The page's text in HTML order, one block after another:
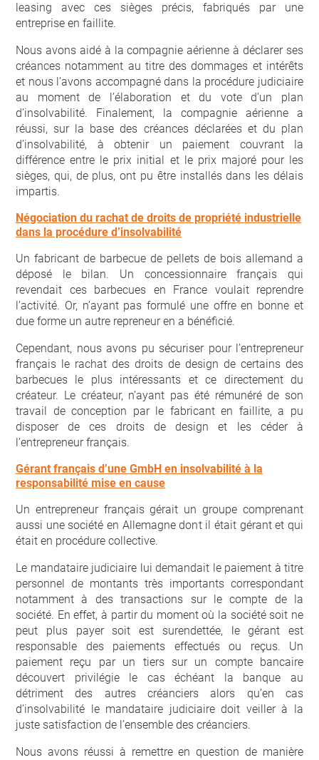
leasing avec ces sièges précis, fabriqués par une
entreprise en faillite.
Nous avons aidé à la compagnie aérienne à déclarer ses
créances notamment au titre des dommages et intérêts
et nous l’avons accompagné dans la procédure judiciaire
au moment de l’élaboration et du vote d’un plan
d’insolvabilité. Finalement, la compagnie aérienne a
réussi, sur la base des créances déclarées et du plan
d’insolvabilité, à obtenir un paiement couvrant la
différence entre le prix initial et le prix majoré pour les
sièges, qui, de plus, ont pu être installés dans les délais
impartis.
Négociation du rachat de droits de propriété industrielle
dans la procédure d’insolvabilité
Un fabricant de barbecue de pellets de bois allemand a
déposé le bilan. Un concessionnaire français qui
revendait ces barbecues en France voulait reprendre
l’activité. Or, n’ayant pas formulé une offre en bonne et
due forme un autre repreneur en a bénéficié.
Cependant, nous avons pu sécuriser pour l’entrepreneur
français le rachat des droits de design de certains des
barbecues le plus intéressants et ce directement du
créateur. Le créateur, n’ayant pas été rémunéré de son
travail de conception par le fabricant en faillite, a pu
disposer de ces droits de design et les céder à
l’entrepreneur français.
Gérant français d’une GmbH en insolvabilité à la
responsabilité mise en cause
Un entrepreneur français gérait un groupe comprenant
aussi une société en Allemagne dont il était gérant et qui
était en procédure collective.
Le mandataire judiciaire lui demandait le paiement à titre
personnel de montants très importants correspondant
notamment à des transactions sur le compte de la
société. En effet, à partir du moment où la société soit ne
peut plus payer soit est surendettée, le gérant est
responsable des paiements effectués ou reçus. Un
paiement reçu par un tiers sur un compte bancaire
découvert privilégie le cas échéant la banque au
détriment des autres créanciers alors qu’en cas
d’insolvabilité le mandataire judiciaire doit veiller à la
juste satisfaction de l’ensemble des créanciers.
Nous avons réussi à remettre en question de manière